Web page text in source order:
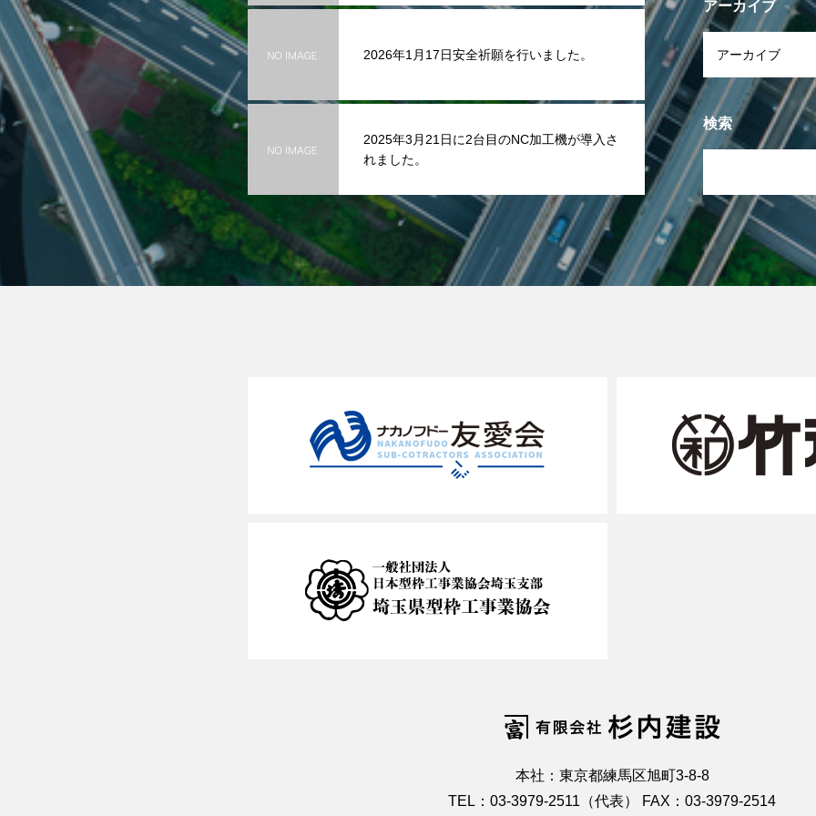
2026年1月17日安全祈願を行いました。
2025年3月21日に2台目のNC加工機が導入さ
れました。
アーカイブ
検索
本社：東京都練馬区旭町3-8-8
TEL：03-3979-2511（代表） FAX：03-3979-2514